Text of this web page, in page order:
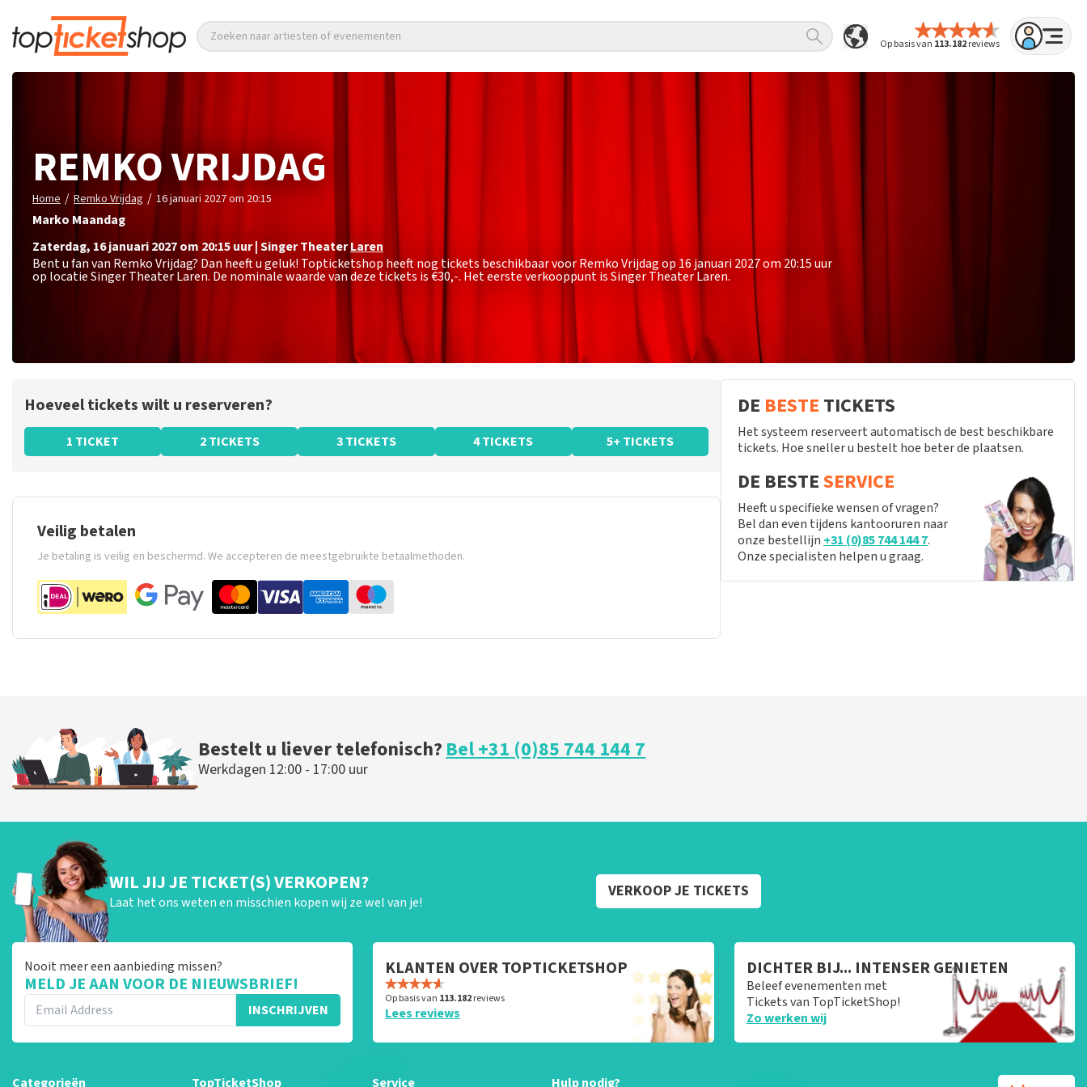
Op basis van 113.182reviews
Zoeken naar artiesten of evenementen
REMKO VRIJDAG
Home / Remko Vrijdag / 16 januari 2027 om 20:15
Marko Maandag
zaterdag, 16 januari 2027 om 20:15uur|Singer TheaterLaren
Bent u fan van Remko Vrijdag? Dan heeft u geluk! Topticketshop heeft nog tickets beschikbaar voor Remko Vrijdag op 16 januari 2027 om 20:15 uur
op locatie Singer Theater Laren. De nominale waarde van deze tickets is€30,-. Het eerste verkooppunt is Singer Theater Laren.
Hoeveel tickets wilt u reserveren?
1 TICKET 2 TICKETS 3 TICKETS 4 TICKETS 5+ TICKETS
Veilig betalen
Je betaling is veilig en beschermd. We accepteren de meestgebruikte betaalmethoden.
DE BESTE TICKETS
Het systeem reserveert automatisch de best beschikbare
tickets. Hoe sneller u bestelt hoe beter de plaatsen.
DE BESTESERVICE
Heeft u specifieke wensen of vragen?
Bel dan even tijdens kantooruren naar
onze bestellijn +31 (0)85 744 144 7.
Onze specialisten helpen u graag.
Bestelt u liever telefonisch?Bel +31 (0)85 744 144 7
Werkdagen 12:00 - 17:00 uur
WIL JIJ JE TICKET(S) VERKOPEN?
Laat het ons weten en misschien kopen wij ze wel van je!
VERKOOP JE TICKETS
Nooit meer een aanbieding missen?
MELD JE AAN VOOR DE NIEUWSBRIEF!
INSCHRIJVEN
KLANTEN OVER TOPTICKETSHOP
Op basis van 113.182reviews
Lees reviews
DICHTER BIJ... INTENSER GENIETEN
Beleef evenementen met
Tickets van TopTicketShop!
Zo werken wij
Categorieën TopTicketShop Service Hulp nodig?